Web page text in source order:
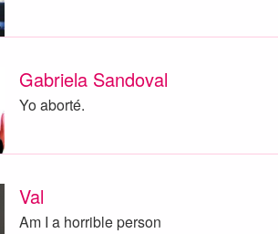
Gabriela Sandoval
Yo aborté.
Val
Am I a horrible person